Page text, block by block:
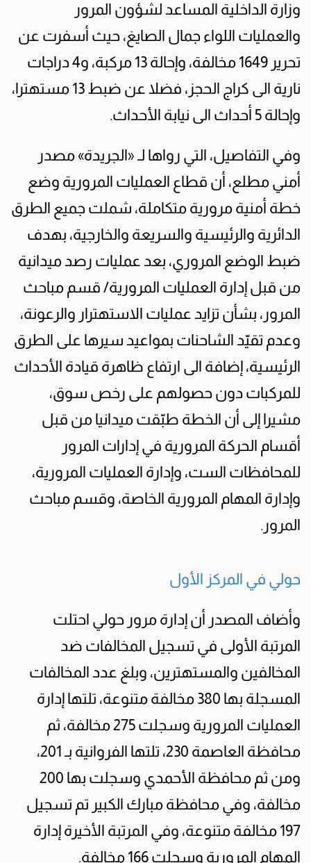
وزارة الداخلية المساعد لشؤون المرور
والعمليات اللواء جمال الصايغ، حيث أسفرت عن
تحرير 1649 مخالفة، وإحالة 13 مركبة، و4 دراجات
نارية الى كراج الحجز، فضلا عن ضبط 13 مستهترا،
وإحالة 5 أحداث الى نيابة الأحداث.
وفي التفاصيل، التي رواها لـ «الجريدة» مصدر
أمني مطلع، أن قطاع العمليات المرورية وضع
خطة أمنية مرورية متكاملة، شملت جميع الطرق
الدائرية والرئيسية والسريعة والخارجية، بهدف
ضبط الوضع المروري، بعد عمليات رصد ميدانية
من قبل إدارة العمليات المرورية/ قسم مباحث
المرور، بشأن تزايد عمليات الاستهترار والرعونة،
وعدم تقيّد الشاحنات بمواعيد سيرها على الطرق
الرئيسية، إضافة الى ارتفاع ظاهرة قيادة الأحداث
للمركبات دون حصولهم على رخص سوق،
مشيرا إلى أن الخطة طبّقت ميدانيا من قبل
أقسام الحركة المرورية في إدارات المرور
للمحافظات الست، وإدارة العمليات المرورية،
وإدارة المهام المرورية الخاصة، وقسم مباحث
المرور.
حولي في المركز الأول
وأضاف المصدر أن إدارة مرور حولي احتلت
المرتبة الأولى في تسجيل المخالفات ضد
المخالفين والمستهترين، وبلغ عدد المخالفات
المسجلة بها 380 مخالفة متنوعة، تلتها إدارة
العمليات المرورية وسجلت 275 مخالفة، ثم
محافظة العاصمة 230، تلتها الفروانية بـ 201،
ومن ثم محافظة الأحمدي وسجلت بها 200
مخالفة، وفي محافظة مبارك الكبير تم تسجيل
197 مخالفة متنوعة، وفي المرتبة الأخيرة إدارة
المهام المرورية وسجلت 166 مخالفة.